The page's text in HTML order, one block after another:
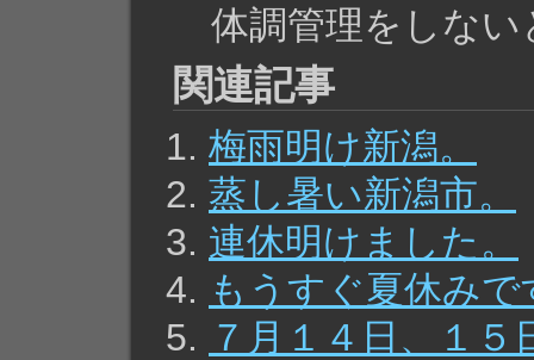
体調管理をしない
関連記事
梅雨明け新潟。
蒸し暑い新潟市。
連休明けました。
もうすぐ夏休みで
７月１４日、１